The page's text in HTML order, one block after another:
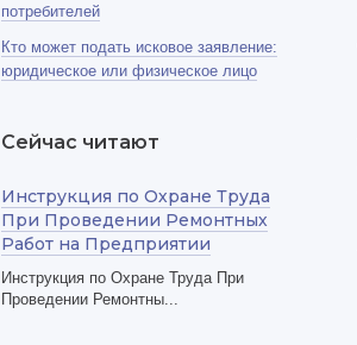
потребителей
Кто может подать исковое заявление:
юридическое или физическое лицо
Сейчас читают
Инструкция по Охране Труда
При Проведении Ремонтных
Работ на Предприятии
Инструкция по Охране Труда При
Проведении Ремонтны...